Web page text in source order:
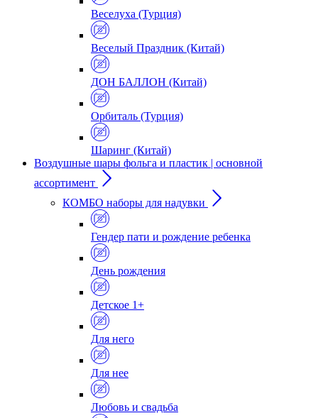
Веселуха (Турция)
Веселый Праздник (Китай)
ДОН БАЛЛОН (Китай)
Орбиталь (Турция)
Шаринг (Китай)
Воздушные шары фольга и пластик | основной
ассортимент
КОМБО наборы для надувки
Гендер пати и рождение ребенка
День рождения
Детское 1+
Для него
Для нее
Любовь и свадьба